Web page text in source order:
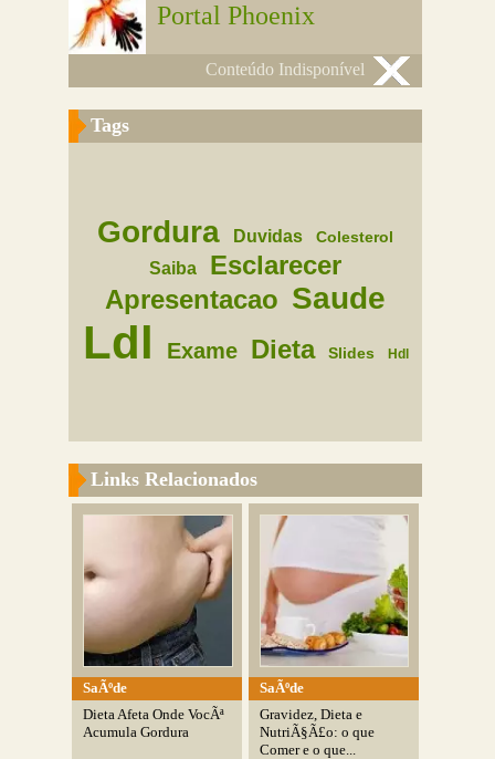
Portal Phoenix
Conteúdo Indisponível
Tags
Gordura Duvidas Colesterol
Saiba
Esclarecer
Apresentacao Saude
Ldl Exame Dieta Slides Hdl
Links Relacionados
SaÃºde
Dieta Afeta Onde VocÃª
Acumula Gordura
SaÃºde
Gravidez, Dieta e
NutriÃ§Ã£o: o que
Comer e o que...